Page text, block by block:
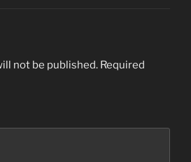
not be published. Required